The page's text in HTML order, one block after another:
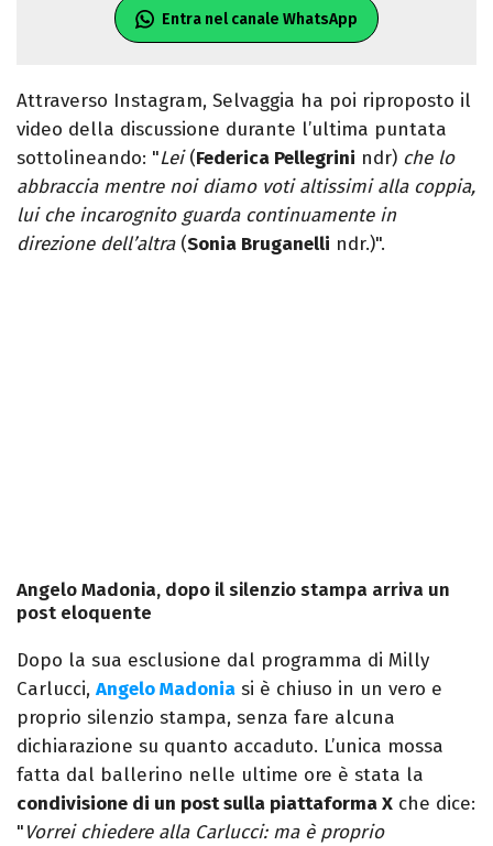
Entra nel canale WhatsApp
Attraverso Instagram, Selvaggia ha poi riproposto il
video della discussione durante l’ultima puntata
sottolineando: "Lei(Federica Pellegrini ndr) che lo
abbraccia mentre noi diamo voti altissimi alla coppia,
lui che incarognito guarda continuamente in
direzione dell’altra(Sonia Bruganelli ndr.)".
Angelo Madonia, dopo il silenzio stampa arriva un
post eloquente
Dopo la sua esclusione dal programma di Milly
Carlucci, Angelo Madonia si è chiuso in un vero e
proprio silenzio stampa, senza fare alcuna
dichiarazione su quanto accaduto. L’unica mossa
fatta dal ballerino nelle ultime ore è stata la
condivisione di un post sulla piattaforma X che dice:
"Vorrei chiedere alla Carlucci: ma è proprio